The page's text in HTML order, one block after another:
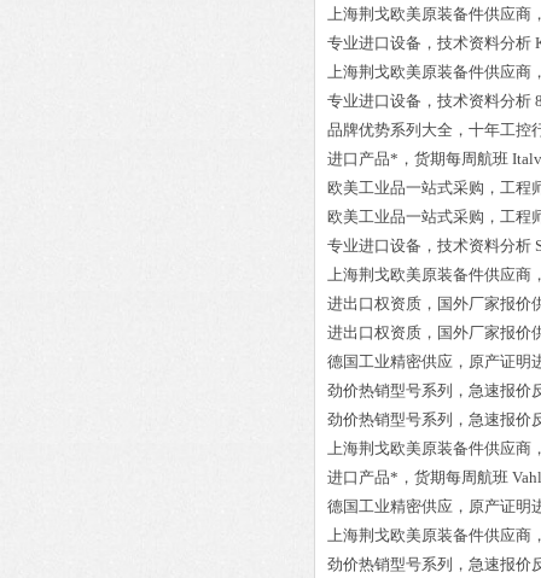
上海荆戈欧美原装备件供应商
专业进口设备，技术资料分析
上海荆戈欧美原装备件供应商
专业进口设备，技术资料分析
品牌优势系列大全，十年工控
进口产品*，货期每周航班
欧美工业品一站式采购，工程
欧美工业品一站式采购，工程
专业进口设备，技术资料分析
上海荆戈欧美原装备件供应商
进出口权资质，国外厂家报价
进出口权资质，国外厂家报价
德国工业精密供应，原产证明
劲价热销型号系列，急速报价
劲价热销型号系列，急速报价
上海荆戈欧美原装备件供应商
进口产品*，货期每周航班
德国工业精密供应，原产证明
上海荆戈欧美原装备件供应商
劲价热销型号系列，急速报价